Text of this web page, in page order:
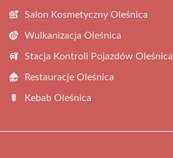
Salon Kosmetyczny Oleśnica
Wulkanizacja Oleśnica
Stacja Kontroli Pojazdów Oleśnica
Restauracje Oleśnica
Kebab Oleśnica